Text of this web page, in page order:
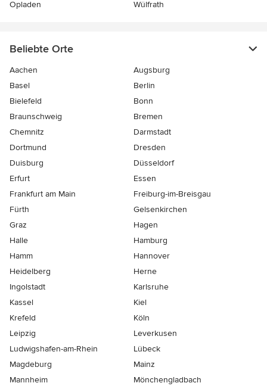
Opladen Wülfrath
Beliebte Orte
Aachen
Augsburg
Basel
Berlin
Bielefeld
Bonn
Braunschweig
Bremen
Chemnitz
Darmstadt
Dortmund
Dresden
Duisburg
Düsseldorf
Erfurt
Essen
Frankfurt am Main
Freiburg-im-Breisgau
Fürth
Gelsenkirchen
Graz
Hagen
Halle
Hamburg
Hamm
Hannover
Heidelberg
Herne
Ingolstadt
Karlsruhe
Kassel
Kiel
Krefeld
Köln
Leipzig
Leverkusen
Ludwigshafen-am-Rhein
Lübeck
Magdeburg
Mainz
Mannheim
Mönchen­gladbach